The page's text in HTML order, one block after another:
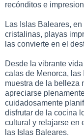
recónditos e
Las Islas Baleares,
cristalinas, playas
las convierte en el
Desde la vibrante
calas de Menorca, las
muestra de la belleza
apreciarse
cuidadosamente
disfrutar de la cocina
cultural y relajarse en
las Islas Baleares.